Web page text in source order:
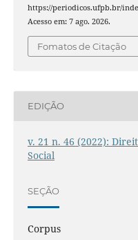
https://periodicos.ufpb.br/
Acesso em: 7 ago. 2026.
Fomatos de Citação
EDIÇÃO
v. 21 n. 46 (2022):
Social
SEÇÃO
Corpus